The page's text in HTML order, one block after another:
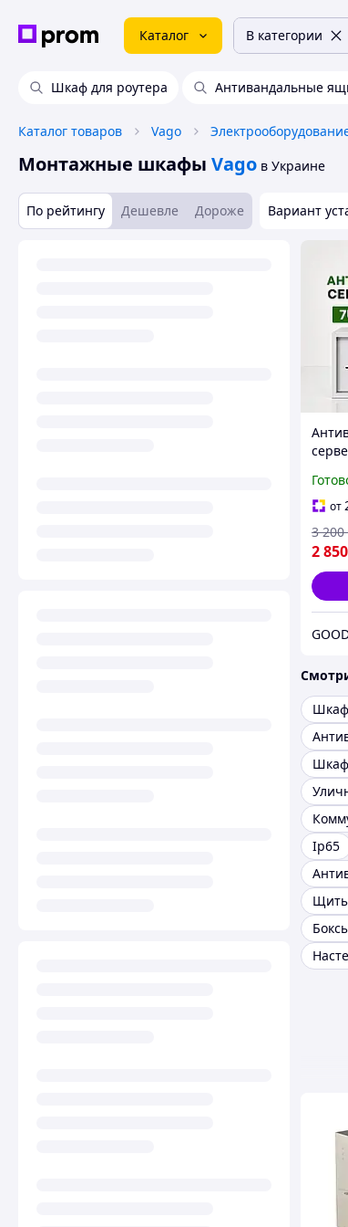
Каталог В категории
Шкаф для роутера Антивандальные
Каталог товаров Vago
Монтажные шкафы Vago в Украине
По рейтингу Дешевле Дороже Вариант
1,5
от
2 850
3 200
Шкаф
Ip65